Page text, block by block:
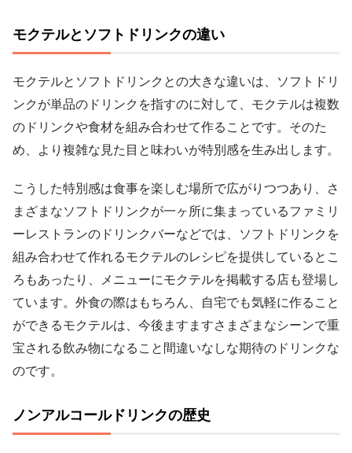
モクテルとソフトドリンクの違い
モクテルとソフトドリンクとの大きな違いは、ソフトドリ
ンクが単品のドリンクを指すのに対して、モクテルは複数
のドリンクや食材を組み合わせて作ることです。そのた
め、より複雑な見た目と味わいが特別感を生み出します。
こうした特別感は食事を楽しむ場所で広がりつつあり、さ
まざまなソフトドリンクが一ヶ所に集まっているファミリ
ーレストランのドリンクバーなどでは、ソフトドリンクを
組み合わせて作れるモクテルのレシピを提供しているとこ
ろもあったり、メニューにモクテルを掲載する店も登場し
ています。外食の際はもちろん、自宅でも気軽に作ること
ができるモクテルは、今後ますますさまざまなシーンで重
宝される飲み物になること間違いなしな期待のドリンクな
のです。
ノンアルコールドリンクの歴史